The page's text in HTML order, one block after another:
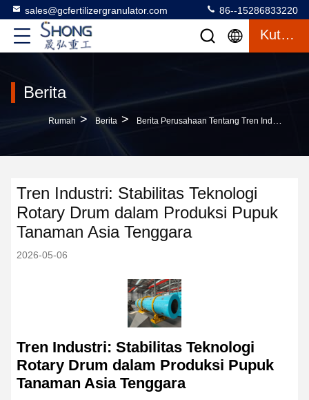
sales@gcfertilizergranulator.com 86--15286833220
Kutipan
Berita
Rumah > Berita > Berita Perusahaan Tentang Tren Industri: Stabilitas Teknologi Rotary Drum Dalam Produksi Pupuk Tanaman Asia Tenggara
Tren Industri: Stabilitas Teknologi
Rotary Drum dalam Produksi Pupuk
Tanaman Asia Tenggara
2026-05-06
Tren Industri: Stabilitas Teknologi
Rotary Drum dalam Produksi Pupuk
Tanaman Asia Tenggara